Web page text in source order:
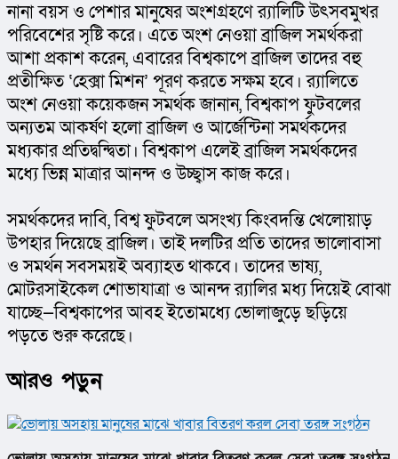
নানা বয়স ও পেশার মানুষের অংশগ্রহণে র‌্যালিটি উৎসবমুখর
পরিবেশের সৃষ্টি করে। এতে অংশ নেওয়া ব্রাজিল সমর্থকরা
আশা প্রকাশ করেন, এবারের বিশ্বকাপে ব্রাজিল তাদের বহু
প্রতীক্ষিত ‘হেক্সা মিশন’ পূরণ করতে সক্ষম হবে। র‌্যালিতে
অংশ নেওয়া কয়েকজন সমর্থক জানান, বিশ্বকাপ ফুটবলের
অন্যতম আকর্ষণ হলো ব্রাজিল ও আর্জেন্টিনা সমর্থকদের
মধ্যকার প্রতিদ্বন্দ্বিতা। বিশ্বকাপ এলেই ব্রাজিল সমর্থকদের
মধ্যে ভিন্ন মাত্রার আনন্দ ও উচ্ছ্বাস কাজ করে।
সমর্থকদের দাবি, বিশ্ব ফুটবলে অসংখ্য কিংবদন্তি খেলোয়াড়
উপহার দিয়েছে ব্রাজিল। তাই দলটির প্রতি তাদের ভালোবাসা
ও সমর্থন সবসময়ই অব্যাহত থাকবে। তাদের ভাষ্য,
মোটরসাইকেল শোভাযাত্রা ও আনন্দ র‌্যালির মধ্য দিয়েই বোঝা
যাচ্ছে—বিশ্বকাপের আবহ ইতোমধ্যে ভোলাজুড়ে ছড়িয়ে
পড়তে শুরু করেছে।
আরও পড়ুন